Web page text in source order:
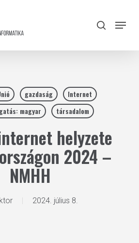
search
Menu
gazdaság
Internet
magyar
társadalom
helyzete
2024 –
NMHH
2024. július 8.
Close